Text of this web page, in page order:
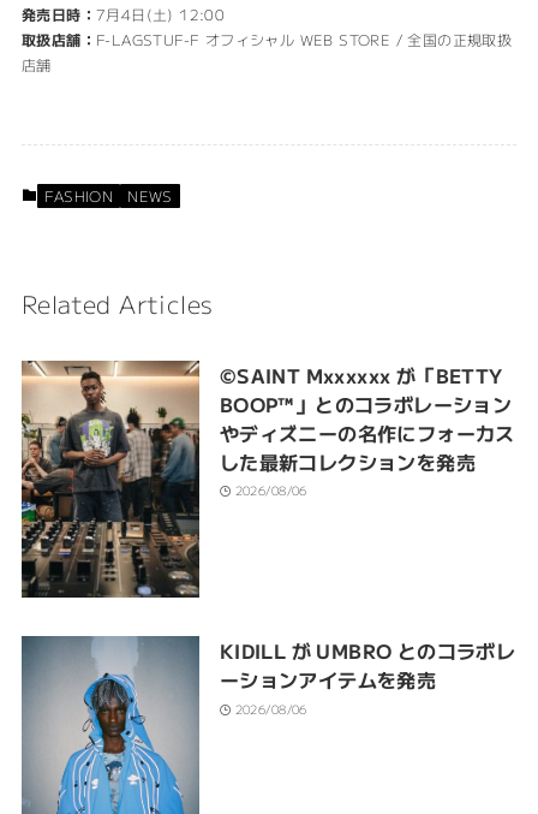
発売日時： 7月4日(土) 12:00
取扱店舗： F-LAGSTUF-F オフィシャル WEB STORE / 全国の正規取扱
店舗
FASHION NEWS
Related Articles
©SAINT Mxxxxxx が「BETTY
BOOP™︎」とのコラボレーション
やディズニーの名作にフォーカス
した最新コレクションを発売
2026/08/06
KIDILL が UMBRO とのコラボレ
ーションアイテムを発売
2026/08/06